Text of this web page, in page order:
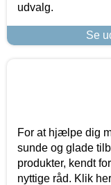
udvalg.
Se
For at hjælpe dig
sunde og glade
produkter, kendt
nyttige råd. Klik